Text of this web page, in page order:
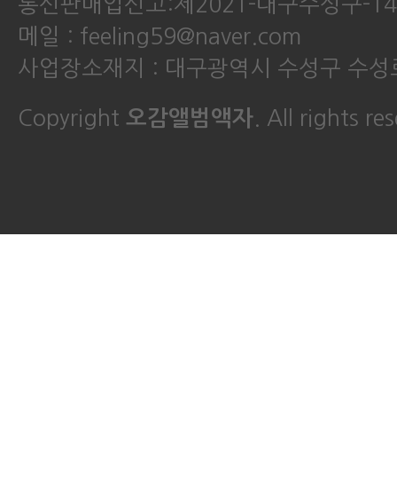
통신판매업신고:제2021-대구수성구-
메일 : feeling59@naver.com
사업장소재지 : 대구광역시 수성구 수
Copyright 오감앨범액자. All rights